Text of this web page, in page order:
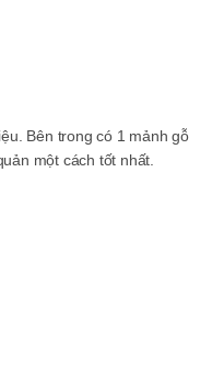
Bên trong có 1 mảnh gỗ
một cách tốt nhất.